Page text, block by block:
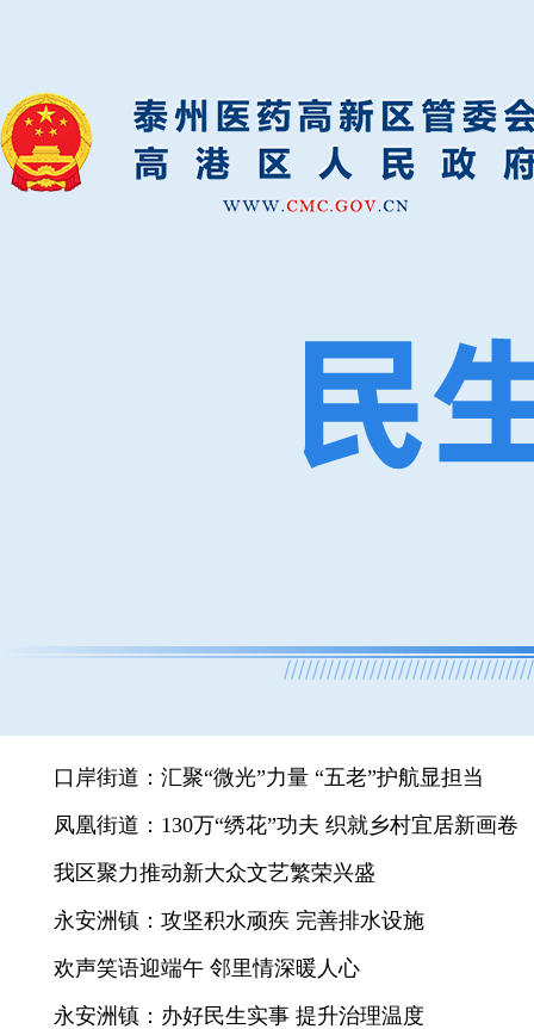
口岸街道：汇聚“微光”力量 “五老”护航显担当
凤凰街道：130万“绣花”功夫 织就乡村宜居新画卷
我区聚力推动新大众文艺繁荣兴盛
永安洲镇：攻坚积水顽疾 完善排水设施
欢声笑语迎端午 邻里情深暖人心
永安洲镇：办好民生实事 提升治理温度